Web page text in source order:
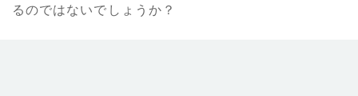
るのではないでしょうか？